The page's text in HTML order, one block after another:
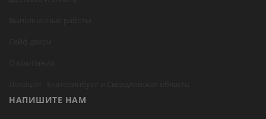
НАПИШИТЕ НАМ